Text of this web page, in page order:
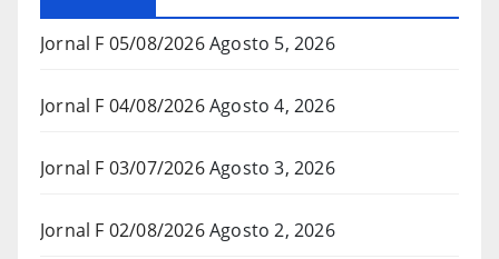
Jornal F 05/08/2026Agosto 5, 2026
Jornal F 04/08/2026Agosto 4, 2026
Jornal F 03/07/2026Agosto 3, 2026
Jornal F 02/08/2026Agosto 2, 2026